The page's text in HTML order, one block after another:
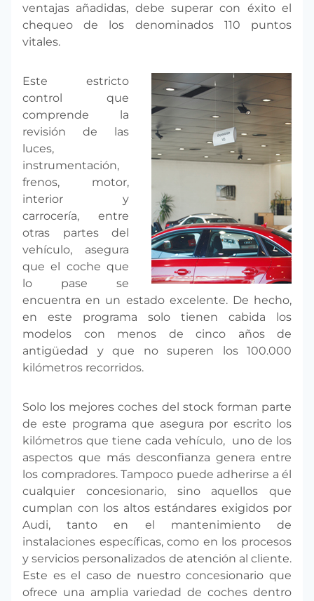
ventajas añadidas, debe superar con éxito el
chequeo de los denominados 110 puntos
vitales.
Este estricto
control que
comprende la
revisión de las
luces,
instrumentación,
frenos, motor,
interior y
carrocería, entre
otras partes del
vehículo, asegura
que el coche que
lo pase se
encuentra en un estado excelente. De hecho,
en este programa solo tienen cabida los
modelos con menos de cinco años de
antigüedad y que no superen los 100.000
kilómetros recorridos.
Solo los mejores coches del stock forman parte
de este programa que asegura por escrito los
kilómetros que tiene cada vehículo, uno de los
aspectos que más desconfianza genera entre
los compradores. Tampoco puede adherirse a él
cualquier concesionario, sino aquellos que
cumplan con los altos estándares exigidos por
Audi, tanto en el mantenimiento de
instalaciones específicas, como en los procesos
y servicios personalizados de atención al cliente.
Este es el caso de nuestro concesionario que
ofrece una amplia variedad de coches dentro